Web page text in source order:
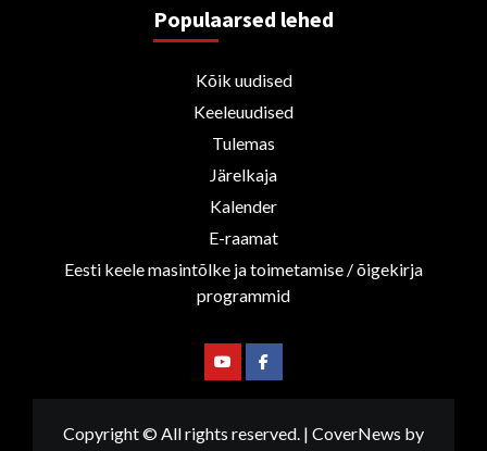
Populaarsed lehed
Kõik uudised
Keeleuudised
Tulemas
Järelkaja
Kalender
E-raamat
Eesti keele masintõlke ja toimetamise / õigekirja
programmid
YoutubeFacebook
Copyright © All rights reserved. | CoverNews by